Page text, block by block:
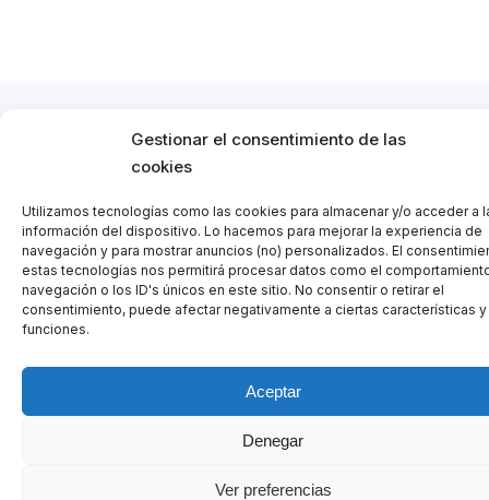
Gestionar el consentimiento de las
cookies
Utilizamos tecnologías como las cookies para almacenar y/o acceder a
información del dispositivo. Lo hacemos para mejorar la experiencia de
navegación y para mostrar anuncios (no) personalizados. El
estas tecnologías nos permitirá procesar datos como el
navegación o los ID's únicos en este sitio. No consentir o retirar el
consentimiento, puede afectar negativamente a ciertas características y
funciones.
Aceptar
Denegar
Ver preferencias